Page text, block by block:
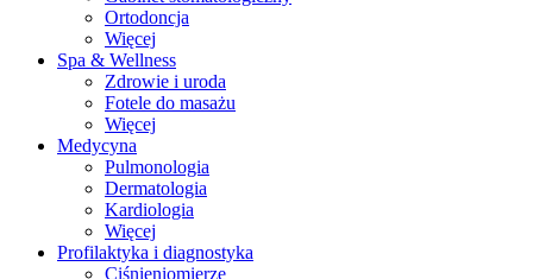
Ortodoncja
Więcej
Spa & Wellness
Zdrowie i uroda
Fotele do masażu
Więcej
Medycyna
Pulmonologia
Dermatologia
Kardiologia
Więcej
Profilaktyka i diagnostyka
Ciśnieniomierze